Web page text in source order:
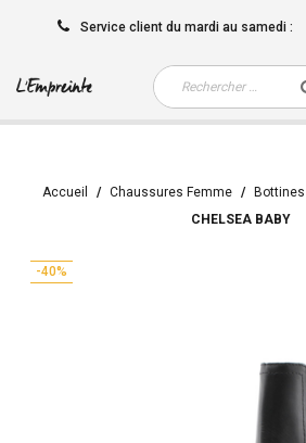
Service client du mardi au samedi :
Accueil Chaussures Femme Bottines
CHELSEA BABY
-40%